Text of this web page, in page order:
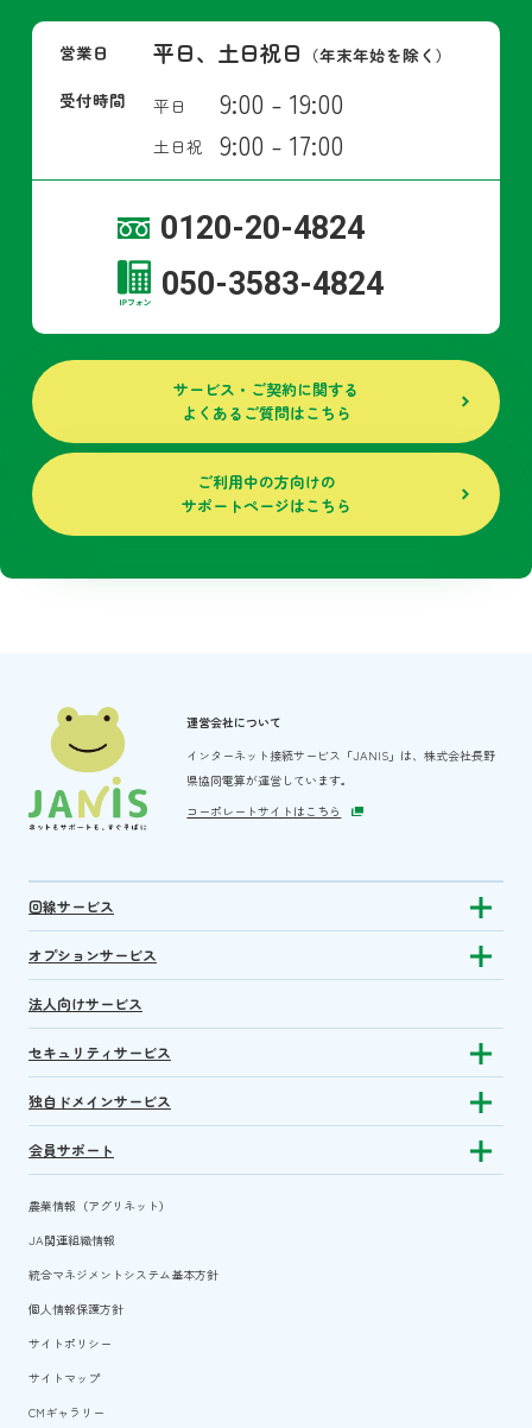
営業日 平日、土日祝日 （年末年始を除く）
受付時間
平日 9:00 - 19:00
土日祝 9:00 - 17:00
0120-20-4824
050-3583-4824
サービス・ご契約に関する
よくあるご質問はこちら
ご利用中の方向けの
サポートページはこちら
運営会社について
インターネット接続サービス「JANIS」は、株式会社長野
県協同電算が運営しています。
コーポレートサイトはこちら
回線サービス Show
オプションサービス Show
法人向けサービス
セキュリティサービス Show
独自ドメインサービス Show
会員サポート Show
農業情報（アグリネット）
JA関連組織情報
統合マネジメントシステム基本方針
個人情報保護方針
サイトポリシー
サイトマップ
CMギャラリー